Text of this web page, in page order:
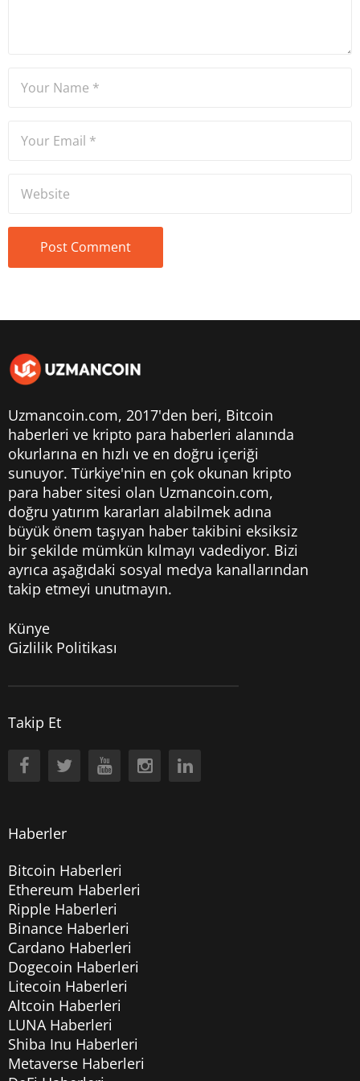
Uzmancoin.com, 2017'den beri, Bitcoin
haberleri ve kripto para haberleri alanında
okurlarına en hızlı ve en doğru içeriği
sunuyor. Türkiye'nin en çok okunan kripto
para haber sitesi olan Uzmancoin.com,
doğru yatırım kararları alabilmek adına
büyük önem taşıyan haber takibini eksiksiz
bir şekilde mümkün kılmayı vadediyor. Bizi
ayrıca aşağıdaki sosyal medya kanallarından
takip etmeyi unutmayın.
Künye
Gizlilik Politikası
Takip Et
Haberler
Bitcoin Haberleri
Ethereum Haberleri
Ripple Haberleri
Binance Haberleri
Cardano Haberleri
Dogecoin Haberleri
Litecoin Haberleri
Altcoin Haberleri
LUNA Haberleri
Shiba Inu Haberleri
Metaverse Haberleri